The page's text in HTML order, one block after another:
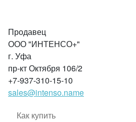
Продавец
ООО "ИНТЕНСО+"
г. Уфа
пр-кт Октября 106/2
+7-937-310-15-10
sales@intenso.name
Как купить